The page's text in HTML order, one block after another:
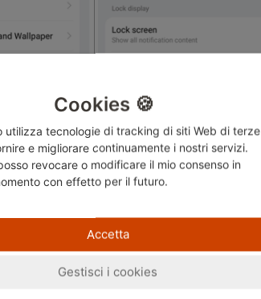
the selection.
Cookies 🍪
utilizza tecnologie di tracking di siti Web di terze
e migliorare continuamente i nostri servizi.
revocare o modificare il mio consenso in
con effetto per il futuro.
Accetta
Gestisci i cookies